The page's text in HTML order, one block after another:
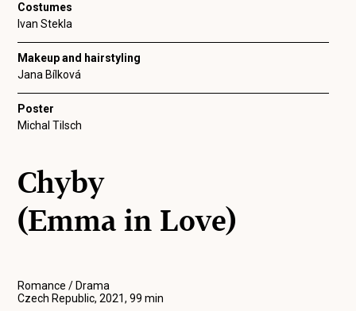
Costumes
Ivan Stekla
Makeup and hairstyling
Jana Bílková
Poster
Michal Tilsch
Chyby
(Emma in Love)
Romance / Drama
Czech Republic, 2021, 99 min